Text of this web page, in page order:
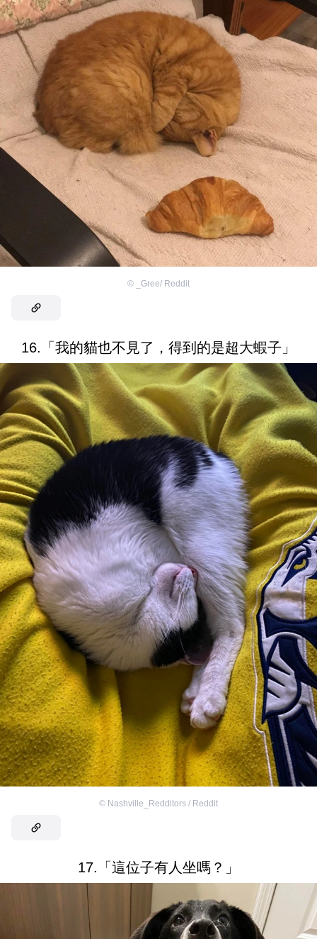
© _Gree/ Reddit
16.「我的貓也不見了，得到的是超大蝦子」
© Nashville_Redditors / Reddit
17.「這位子有人坐嗎？」